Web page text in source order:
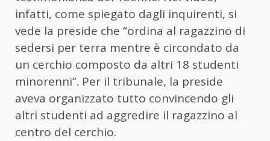
infatti, come spiegato dagli inquirenti, si
vede la preside che “ordina al ragazzino di
sedersi per terra mentre è circondato da
un cerchio composto da altri 18 studenti
minorenni”. Per il tribunale, la preside
aveva organizzato tutto convincendo gli
altri studenti ad aggredire il ragazzino al
centro del cerchio.